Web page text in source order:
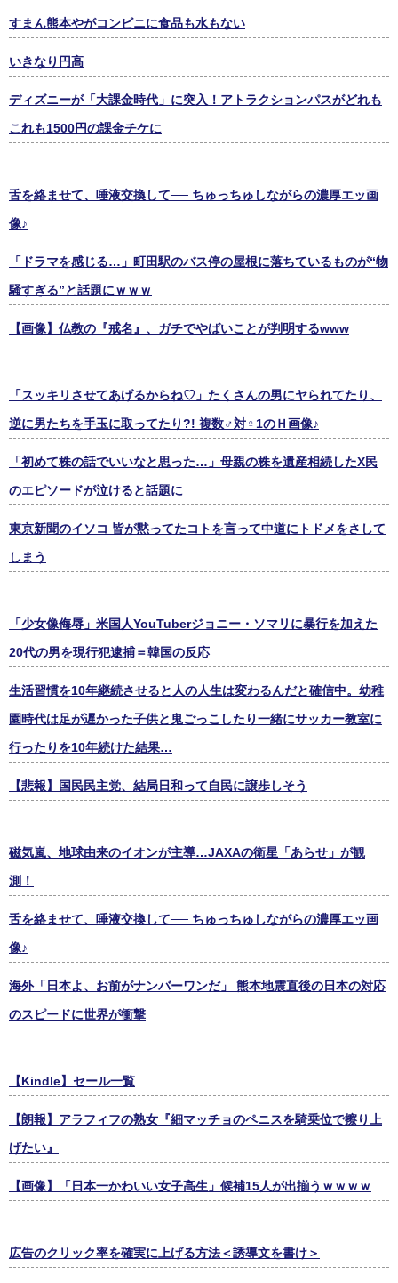
すまん熊本やがコンビニに食品も水もない
いきなり円高
ディズニーが「大課金時代」に突入！アトラクションパスがどれも
これも1500円の課金チケに
舌を絡ませて、唾液交換して── ちゅっちゅしながらの濃厚エッ画
像♪
「ドラマを感じる…」町田駅のバス停の屋根に落ちているものが“物
騒すぎる”と話題にｗｗｗ
【画像】仏教の『戒名』、ガチでやばいことが判明するwww
「スッキリさせてあげるからね♡」たくさんの男にヤられてたり、
逆に男たちを手玉に取ってたり?! 複数♂対♀1のＨ画像♪
「初めて株の話でいいなと思った…」母親の株を遺産相続したX民
のエピソードが泣けると話題に
東京新聞のイソコ 皆が黙ってたコトを言って中道にトドメをさして
しまう
「少女像侮辱」米国人YouTuberジョニー・ソマリに暴行を加えた
20代の男を現行犯逮捕＝韓国の反応
生活習慣を10年継続させると人の人生は変わるんだと確信中。幼稚
園時代は足が遅かった子供と鬼ごっこしたり一緒にサッカー教室に
行ったりを10年続けた結果…
【悲報】国民民主党、結局日和って自民に譲歩しそう
磁気嵐、地球由来のイオンが主導…JAXAの衛星「あらせ」が観
測！
舌を絡ませて、唾液交換して── ちゅっちゅしながらの濃厚エッ画
像♪
海外「日本よ、お前がナンバーワンだ」 熊本地震直後の日本の対応
のスピードに世界が衝撃
【Kindle】セール一覧
【朗報】アラフィフの熟女『細マッチョのペニスを騎乗位で擦り上
げたい』
【画像】「日本一かわいい女子高生」候補15人が出揃うｗｗｗｗ
広告のクリック率を確実に上げる方法＜誘導文を書け＞